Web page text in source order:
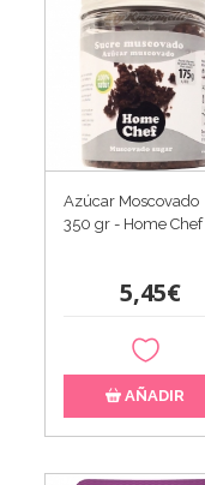
Azúcar Moscovado
350 gr - Home Chef
5,45€
AÑADIR